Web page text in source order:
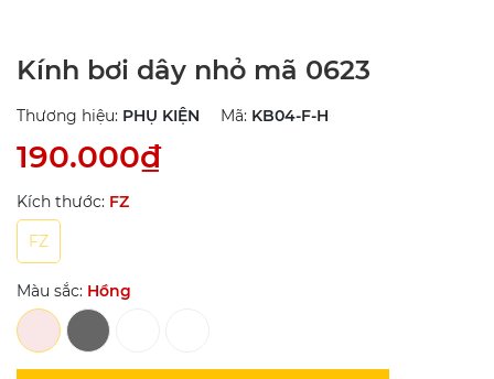
Kính bơi dây nhỏ mã 0623
Thương hiệu: PHỤ KIỆN Mã: KB04-F-H
190.000₫
Kích thước: FZ
FZ
Màu sắc: Hồng